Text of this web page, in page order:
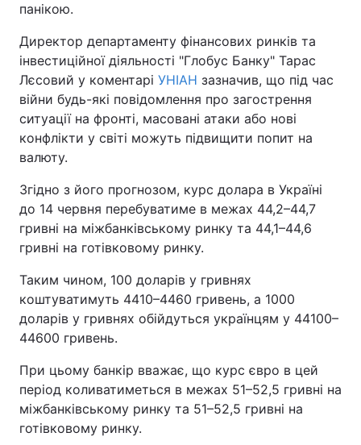
панікою.
Директор департаменту фінансових ринків та
інвестиційної діяльності "Глобус Банку" Тарас
Лєсовий у коментарі УНІАН зазначив, що під час
війни будь-які повідомлення про загострення
ситуації на фронті, масовані атаки або нові
конфлікти у світі можуть підвищити попит на
валюту.
Згідно з його прогнозом, курс долара в Україні
до 14 червня перебуватиме в межах 44,2–44,7
гривні на міжбанківському ринку та 44,1–44,6
гривні на готівковому ринку.
Таким чином, 100 доларів у гривнях
коштуватимуть 4410–4460 гривень, а 1000
доларів у гривнях обійдуться українцям у 44100–
44600 гривень.
При цьому банкір вважає, що курс євро в цей
період коливатиметься в межах 51–52,5 гривні на
міжбанківському ринку та 51–52,5 гривні на
готівковому ринку.